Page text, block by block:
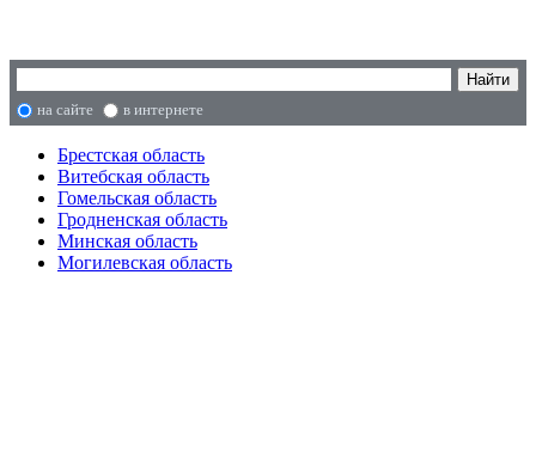
на сайте в интернете
Брестская область
Витебская область
Гомельская область
Гродненская область
Минская область
Могилевская область